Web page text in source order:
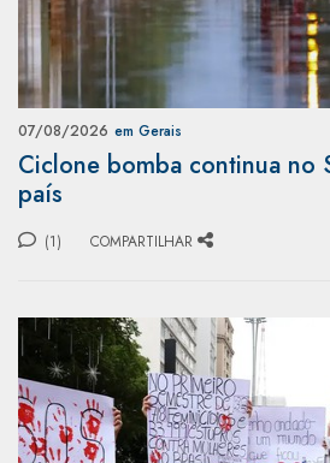
07/08/2026 em Gerais
Ciclone bomba continua no
país
(1) COMPARTILHAR